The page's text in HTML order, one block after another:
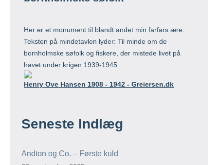
Her er et monument til blandt andet min farfars ære.
Teksten på mindetavlen lyder: Til minde om de
bornholmske søfolk og fiskere, der mistede livet på
havet under krigen 1939-1945
Henry Ove Hansen 1908 - 1942 - Greiersen.dk
Seneste Indlæg
Andton og Co. – Første kuld